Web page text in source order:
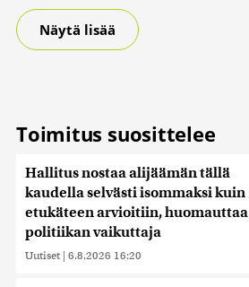
Näytä lisää
Toimitus suosittelee
Hallitus nostaa alijäämän tällä
kaudella selvästi isommaksi kuin
etukäteen arvioitiin, huomauttaa
politiikan vaikuttaja
Uutiset | 6.8.2026 16:20